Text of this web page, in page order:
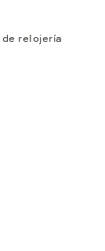
relojería